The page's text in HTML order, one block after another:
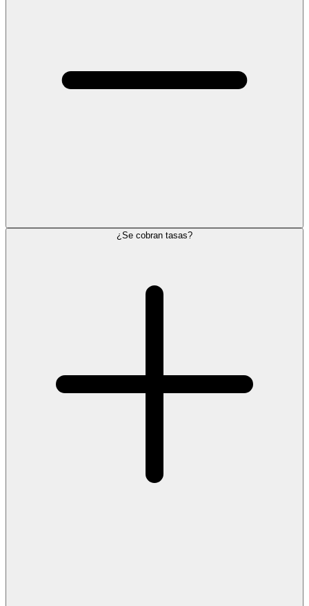
¿Se cobran tasas?